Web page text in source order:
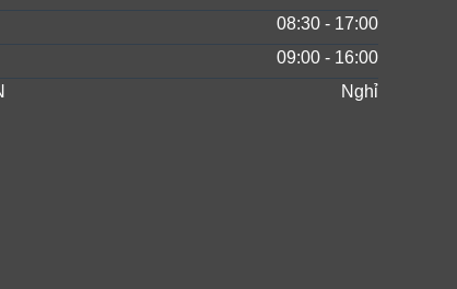
08:30 - 17:00
09:00 - 16:00
Nghỉ